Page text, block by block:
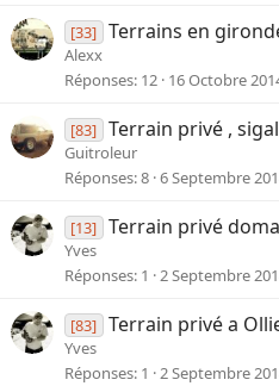
[33] Terrains en
Alexx
Réponses 12 16 Octobre
[83] Terrain privé ,
Guitroleur
Réponses 8 6 Septembre
[13] Terrain privé
Yves
Réponses 1 2 Septembre
[83] Terrain privé a
Yves
Réponses 1 2 Septembre